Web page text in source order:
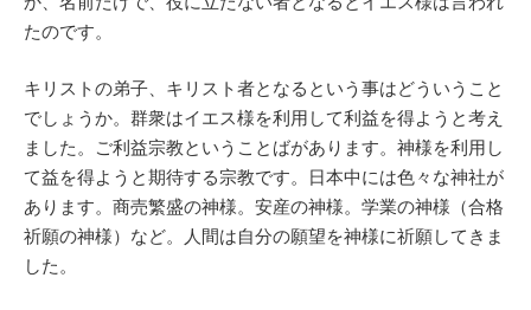
たのです。
キリストの弟子、キリスト者となるという事はどういうこと
でしょうか。群衆はイエス様を利用して利益を得ようと考え
ました。ご利益宗教ということばがあります。神様を利用し
て益を得ようと期待する宗教です。日本中には色々な神社が
あります。商売繁盛の神様。安産の神様。学業の神様（合格
祈願の神様）など。人間は自分の願望を神様に祈願してきま
した。